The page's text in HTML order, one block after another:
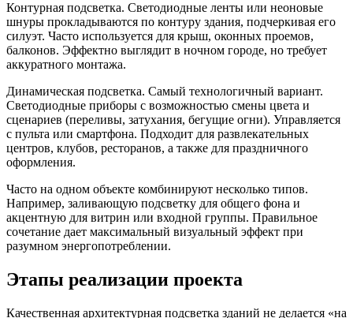
Контурная подсветка. Светодиодные ленты или неоновые
шнуры прокладываются по контуру здания, подчеркивая его
силуэт. Часто используется для крыш, оконных проемов,
балконов. Эффектно выглядит в ночном городе, но требует
аккуратного монтажа.
Динамическая подсветка. Самый технологичный вариант.
Светодиодные приборы с возможностью смены цвета и
сценариев (переливы, затухания, бегущие огни). Управляется
с пульта или смартфона. Подходит для развлекательных
центров, клубов, ресторанов, а также для праздничного
оформления.
Часто на одном объекте комбинируют несколько типов.
Например, заливающую подсветку для общего фона и
акцентную для витрин или входной группы. Правильное
сочетание дает максимальный визуальный эффект при
разумном энергопотреблении.
Этапы реализации проекта
Качественная архитектурная подсветка зданий не делается «на